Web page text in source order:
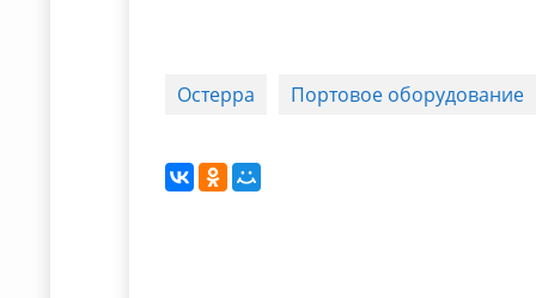
Остерра Портовое оборудование